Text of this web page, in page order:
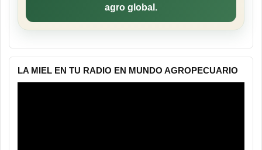
agro global.
LA MIEL EN TU RADIO EN MUNDO AGROPECUARIO